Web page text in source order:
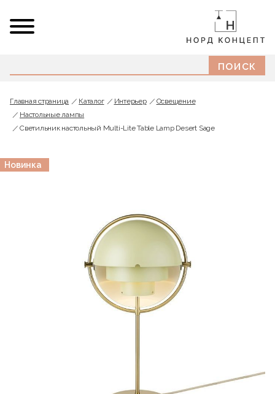
Главная страница Каталог Интерьер
Освещение
Настольные лампы
Светильник настольный Multi-Lite Table Lamp Desert Sage
Новинка